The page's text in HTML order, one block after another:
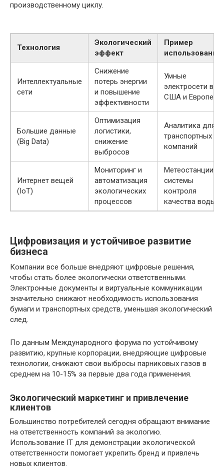
производственному циклу.
Технология
Экологический
эффект
Пример
использования
Интеллектуальные
сети
Снижение
потерь энергии
и повышение
эффективности
Умные
электросети в
США и Европе
Большие данные
(Big Data)
Оптимизация
логистики,
снижение
выбросов
Аналитика для
транспортных
компаний
Интернет вещей
(IoT)
Мониторинг и
автоматизация
экологических
процессов
Метеостанции,
системы
контроля
качества воды
Цифровизация и устойчивое развитие
бизнеса
Компании все больше внедряют цифровые решения,
чтобы стать более экологически ответственными.
Электронные документы и виртуальные коммуникации
значительно снижают необходимость использования
бумаги и транспортных средств, уменьшая экологический
след.
По данным Международного форума по устойчивому
развитию, крупные корпорации, внедряющие цифровые
технологии, снижают свои выбросы парниковых газов в
среднем на 10-15% за первые два года применения.
Экологический маркетинг и привлечение
клиентов
Большинство потребителей сегодня обращают внимание
на ответственность компаний за экологию.
Использование IT для демонстрации экологической
ответственности помогает укрепить бренд и привлечь
новых клиентов.